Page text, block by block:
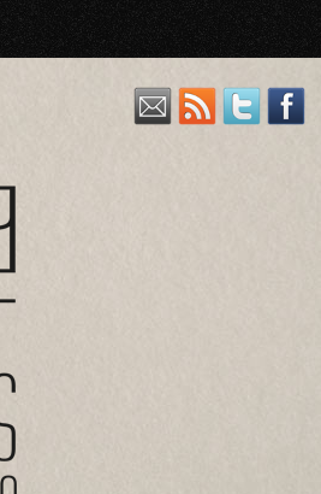
variedad de vinos riojanos, también